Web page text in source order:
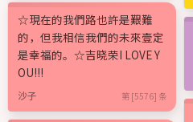
☆現在的我們路也許是艱難
的，但我相信我們的未來壹定
是幸福的。☆吉晓荣I LOVE Y
OU!!!
沙子 第 [5576] 条